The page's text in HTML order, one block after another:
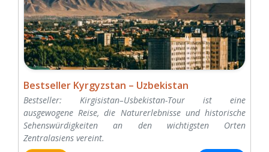
Bestseller Kyrgyzstan – Uzbekistan
Bestseller: Kirgisistan–Usbekistan-Tour ist eine
ausgewogene Reise, die Naturerlebnisse und historische
Sehenswürdigkeiten an den wichtigsten Orten
Zentralasiens vereint.